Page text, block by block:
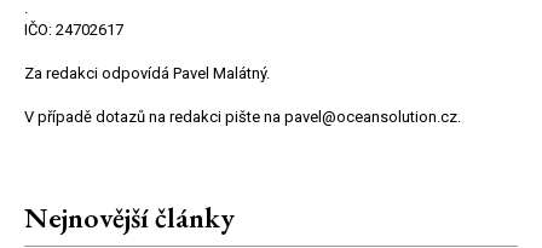
IČO: 24702617
Za redakci odpovídá Pavel Malátný.
V případě dotazů na redakci pište na pavel@oceansolution.cz.
Nejnovější články